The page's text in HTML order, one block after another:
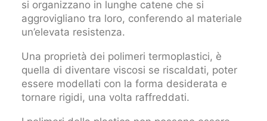
si organizzano in lunghe catene che si
aggrovigliano tra loro, conferendo al materiale
un’elevata resistenza.
Una proprietà dei polimeri termoplastici, è
quella di diventare viscosi se riscaldati, poter
essere modellati con la forma desiderata e
tornare rigidi, una volta raffreddati.